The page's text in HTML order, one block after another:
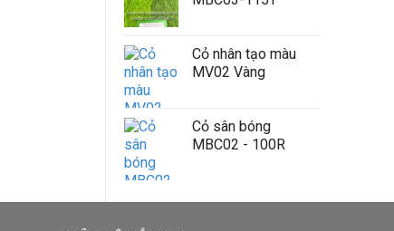
Cỏ nhân tạo màu
MV02 Vàng
Cỏ sân bóng
MBC02 - 100R